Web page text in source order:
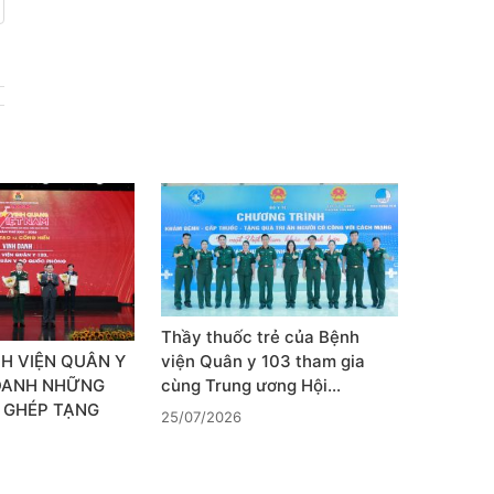
VIỆN QUÂN Y
NHỮNG
TẠNG
Thầy thuốc trẻ của Bệnh
viện Quân y 103 tham gia
cùng Trung ương Hội…
25/07/2026